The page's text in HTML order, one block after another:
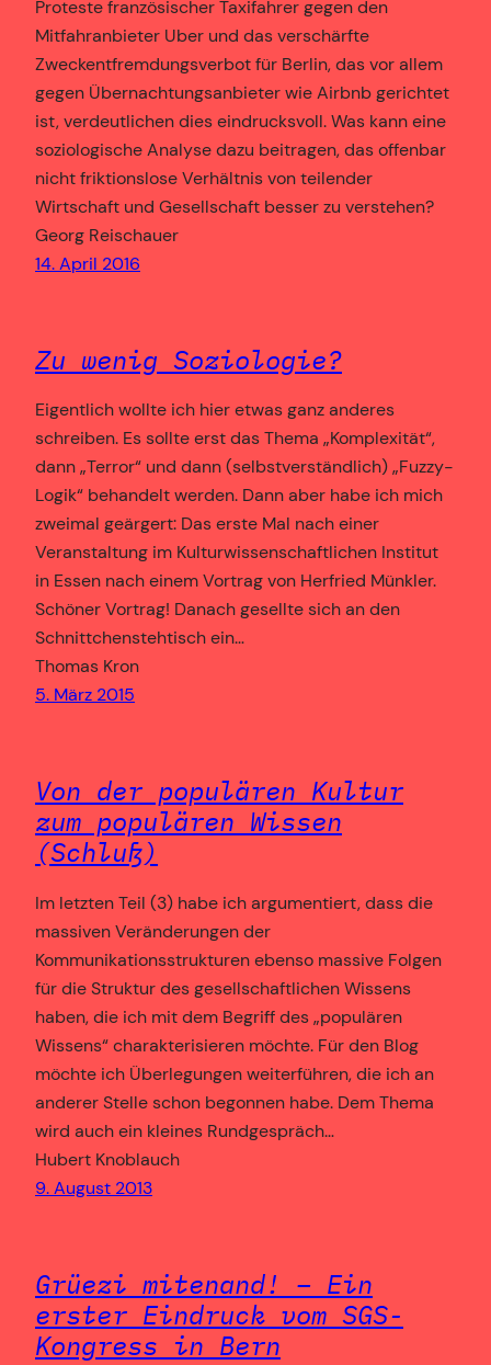
Proteste französischer Taxifahrer gegen den
Mitfahranbieter Uber und das verschärfte
Zweckentfremdungsverbot für Berlin, das vor allem
gegen Übernachtungsanbieter wie Airbnb gerichtet
ist, verdeutlichen dies eindrucksvoll. Was kann eine
soziologische Analyse dazu beitragen, das offenbar
nicht friktionslose Verhältnis von teilender
Wirtschaft und Gesellschaft besser zu verstehen?
Georg Reischauer
14. April 2016
Zu wenig Soziologie?
Eigentlich wollte ich hier etwas ganz anderes
schreiben. Es sollte erst das Thema „Komplexität“,
dann „Terror“ und dann (selbstverständlich) „Fuzzy-
Logik“ behandelt werden. Dann aber habe ich mich
zweimal geärgert: Das erste Mal nach einer
Veranstaltung im Kulturwissenschaftlichen Institut
in Essen nach einem Vortrag von Herfried Münkler.
Schöner Vortrag! Danach gesellte sich an den
Schnittchenstehtisch ein…
Thomas Kron
5. März 2015
Von der populären Kultur
zum populären Wissen
(Schluß)
Im letzten Teil (3) habe ich argumentiert, dass die
massiven Veränderungen der
Kommunikationsstrukturen ebenso massive Folgen
für die Struktur des gesellschaftlichen Wissens
haben, die ich mit dem Begriff des „populären
Wissens“ charakterisieren möchte. Für den Blog
möchte ich Überlegungen weiterführen, die ich an
anderer Stelle schon begonnen habe. Dem Thema
wird auch ein kleines Rundgespräch…
Hubert Knoblauch
9. August 2013
Grüezi mitenand! – Ein
erster Eindruck vom SGS-
Kongress in Bern